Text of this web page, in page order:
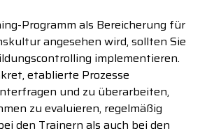
-Programm als Bereicherung für
angesehen wird, sollten Sie
implementieren.
etablierte Prozesse
und zu überarbeiten,
zu evaluieren, regelmäßig
den Trainern als auch bei den